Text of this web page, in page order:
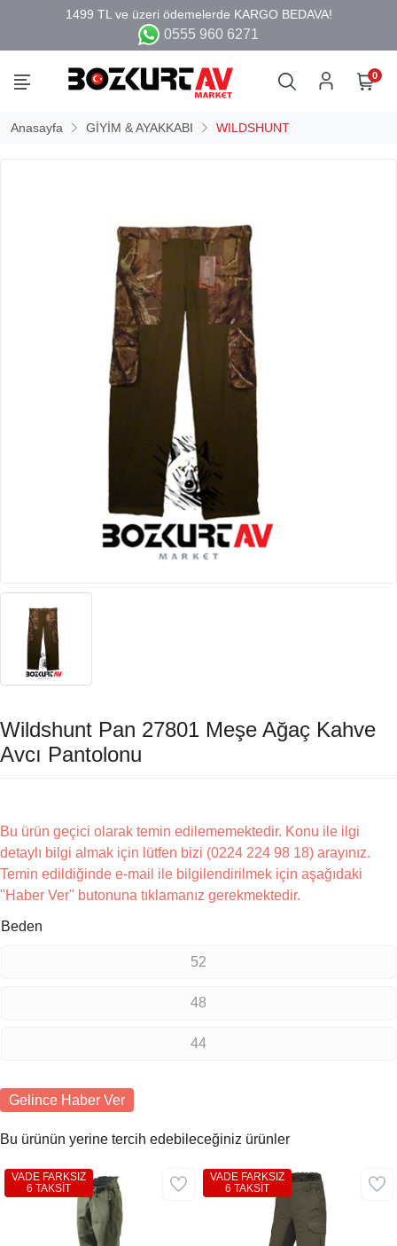
0555 960 6271
0
Anasayfa GİYİM & AYAKKABI WILDSHUNT
Wildshunt Pan 27801 Meşe Ağaç Kahve
Avcı Pantolonu
Bu ürün geçici olarak temin edilememektedir. Konu ile ilgi
detaylı bilgi almak için lütfen bizi (0224 224 98 18) arayınız.
Temin edildiğinde e-mail ile bilgilendirilmek için aşağıdaki
"Haber Ver" butonuna tıklamanız gerekmektedir.
Beden
52
48
44
Gelince Haber Ver
Bu ürünün yerine tercih edebileceğiniz ürünler
VADE FARKSIZ
6 TAKSİT
VADE FARKSIZ
6 TAKSİT